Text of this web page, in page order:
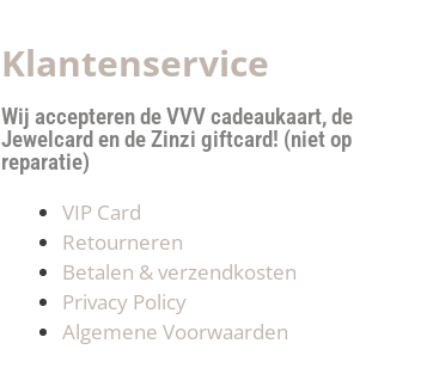
Klantenservice
Wij accepteren de VVV cadeaukaart, de
Jewelcard en de Zinzi giftcard! (niet op
reparatie)
VIP Card
Retourneren
Betalen & verzendkosten
Privacy Policy
Algemene Voorwaarden